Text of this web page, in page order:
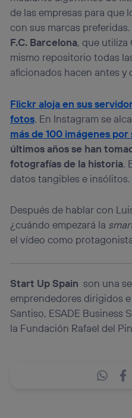
de las empresas para que
con sus marcas
F.C. Barcelona, que utiliza
mismo repositorio todas
aficionados hacen antes y
Flickr aloja en sus
fotos. En Instagram se
más de 100 imágenes
últimos años se han
fotografías de la historia.
datos tangibles e insólitos.
Después de hablar con
¿cuándo empezará la
el vídeo como
Start Up Spain son una
emprendedores dirigidos
Santiso, ESADE Business
la Fundación Rafael del